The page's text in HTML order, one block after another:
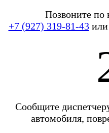
Позвоните по
+7 (927) 319-81-43или
Сообщите
автомобиля,